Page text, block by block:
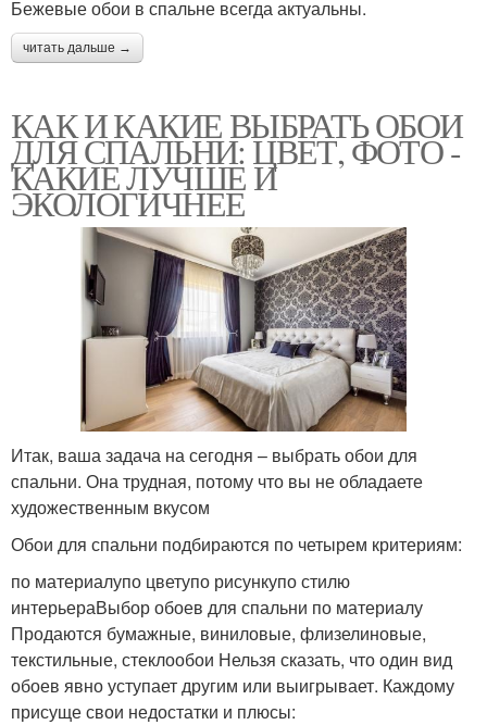
Бежевые обои в спальне всегда актуальны.
читать дальше →
КАК И КАКИЕ ВЫБРАТЬ ОБОИ
ДЛЯ СПАЛЬНИ: ЦВЕТ, ФОТО -
КАКИЕ ЛУЧШЕ И
ЭКОЛОГИЧНЕЕ
Итак, ваша задача на сегодня – выбрать обои для
спальни. Она трудная, потому что вы не обладаете
художественным вкусом
Обои для спальни подбираются по четырем критериям:
по материалупо цветупо рисункупо стилю
интерьераВыбор обоев для спальни по материалу
Продаются бумажные, виниловые, флизелиновые,
текстильные, стеклообои Нельзя сказать, что один вид
обоев явно уступает другим или выигрывает. Каждому
присуще свои недостатки и плюсы: